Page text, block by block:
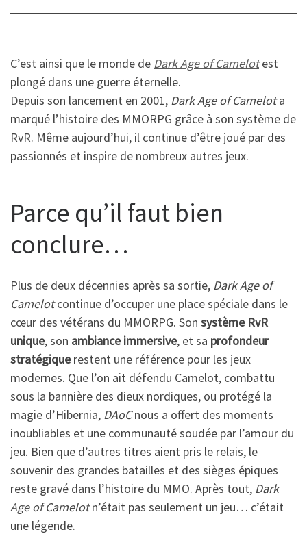
C’est ainsi que le monde de Dark Age of Camelotest
plongé dans une guerre éternelle.
Depuis son lancement en 2001, Dark Age of Camelota
marqué l’histoire des MMORPG grâce à son système de
RvR. Même aujourd’hui, il continue d’être joué par des
passionnés et inspire de nombreux autres jeux.
Parce qu’il faut bien
conclure…
Plus de deux décennies après sa sortie, Dark Age of
Camelotcontinue d’occuper une place spéciale dans le
cœur des vétérans du MMORPG. Son système RvR
unique, son ambiance immersive, et sa profondeur
stratégiquerestent une référence pour les jeux
modernes. Que l’on ait défendu Camelot, combattu
sous la bannière des dieux nordiques, ou protégé la
magie d’Hibernia, DAoCnous a offert des moments
inoubliables et une communauté soudée par l’amour du
jeu. Bien que d’autres titres aient pris le relais, le
souvenir des grandes batailles et des sièges épiques
reste gravé dans l’histoire du MMO. Après tout, Dark
Age of Camelotn’était pas seulement un jeu… c’était
une légende.